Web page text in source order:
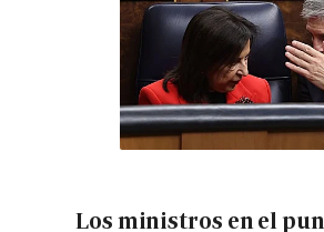
Los ministros en el